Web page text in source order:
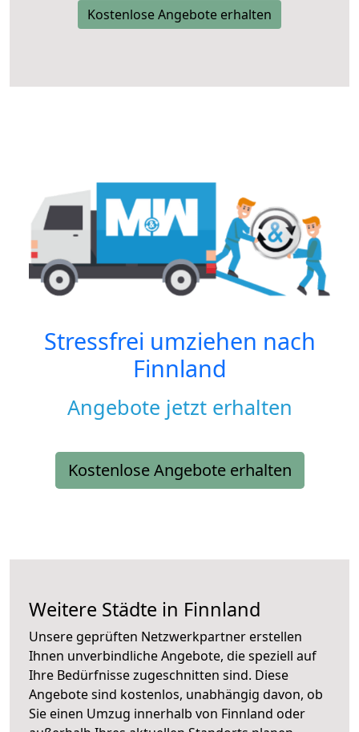
Kostenlose Angebote erhalten
Stressfrei umziehen nach
Finnland
Angebote jetzt erhalten
Kostenlose Angebote erhalten
Weitere Städte in Finnland
Unsere geprüften Netzwerkpartner erstellen
Ihnen unverbindliche Angebote, die speziell auf
Ihre Bedürfnisse zugeschnitten sind. Diese
Angebote sind kostenlos, unabhängig davon, ob
Sie einen Umzug innerhalb von Finnland oder